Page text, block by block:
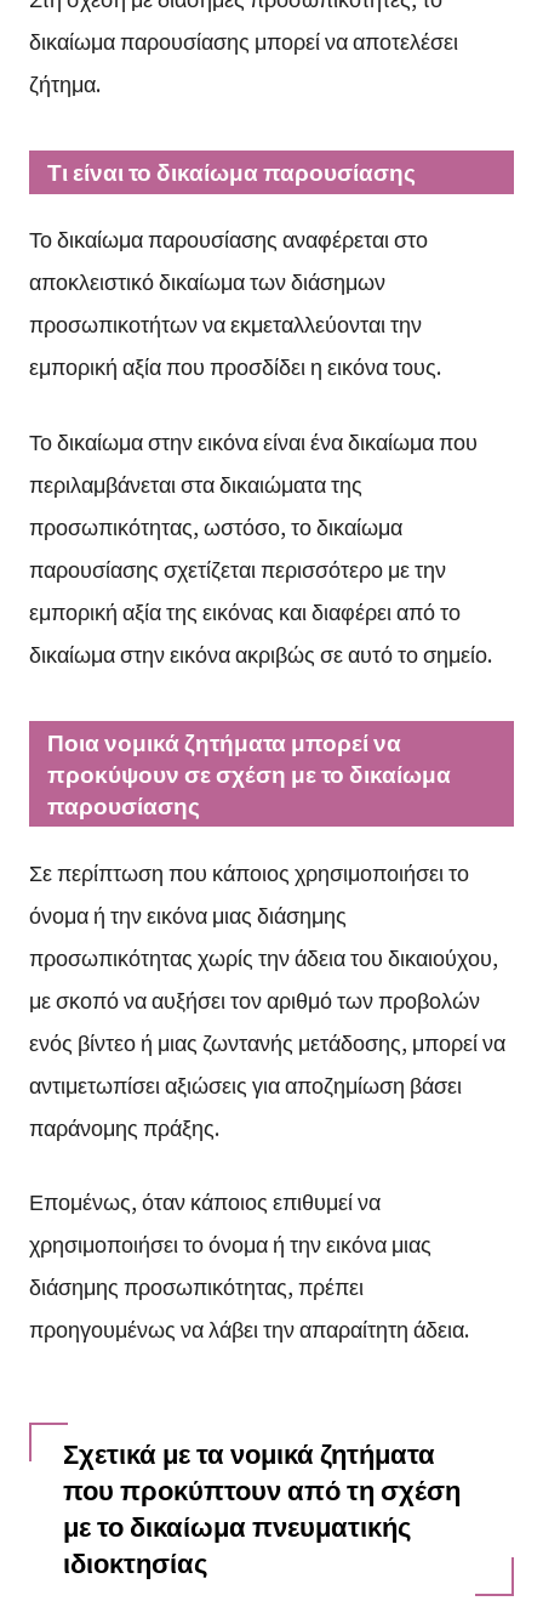
δικαίωμα παρουσίασης μπορεί να αποτελέσει
ζήτημα.
Τι είναι το δικαίωμα παρουσίασης
Το δικαίωμα παρουσίασης αναφέρεται στο
αποκλειστικό δικαίωμα των διάσημων
προσωπικοτήτων να εκμεταλλεύονται την
εμπορική αξία που προσδίδει η εικόνα τους.
Το δικαίωμα στην εικόνα είναι ένα δικαίωμα που
περιλαμβάνεται στα δικαιώματα της
προσωπικότητας, ωστόσο, το δικαίωμα
παρουσίασης σχετίζεται περισσότερο με την
εμπορική αξία της εικόνας και διαφέρει από το
δικαίωμα στην εικόνα ακριβώς σε αυτό το σημείο.
Ποια νομικά ζητήματα μπορεί να
προκύψουν σε σχέση με το δικαίωμα
παρουσίασης
Σε περίπτωση που κάποιος χρησιμοποιήσει το
όνομα ή την εικόνα μιας διάσημης
προσωπικότητας χωρίς την άδεια του δικαιούχου,
με σκοπό να αυξήσει τον αριθμό των προβολών
ενός βίντεο ή μιας ζωντανής μετάδοσης, μπορεί να
αντιμετωπίσει αξιώσεις για αποζημίωση βάσει
παράνομης πράξης.
Επομένως, όταν κάποιος επιθυμεί να
χρησιμοποιήσει το όνομα ή την εικόνα μιας
διάσημης προσωπικότητας, πρέπει
προηγουμένως να λάβει την απαραίτητη άδεια.
Σχετικά με τα νομικά ζητήματα
που προκύπτουν από τη σχέση
με το δικαίωμα πνευματικής
ιδιοκτησίας